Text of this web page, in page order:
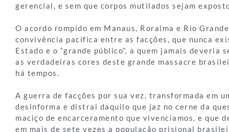
gerencial, e sem que corpos mutilados sejam
O acordo rompido em Manaus, Roraima e Rio
convivência pacífica entre as facções, que nunca
Estado e o “grande público”, a quem jamais deveria
as verdadeiras cores deste grande massacre
há tempos.
A guerra de facções por sua vez, transformada em
desinforma e distrai daquilo que jaz no cerne da
maciço de encarceramento que vivenciamos, e que
em mais de sete vezes a população prisional